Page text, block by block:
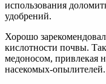
использования
удобрений.
Хорошо
кислотности почвы.
медоносом, привлекая
насекомых-опылителей.